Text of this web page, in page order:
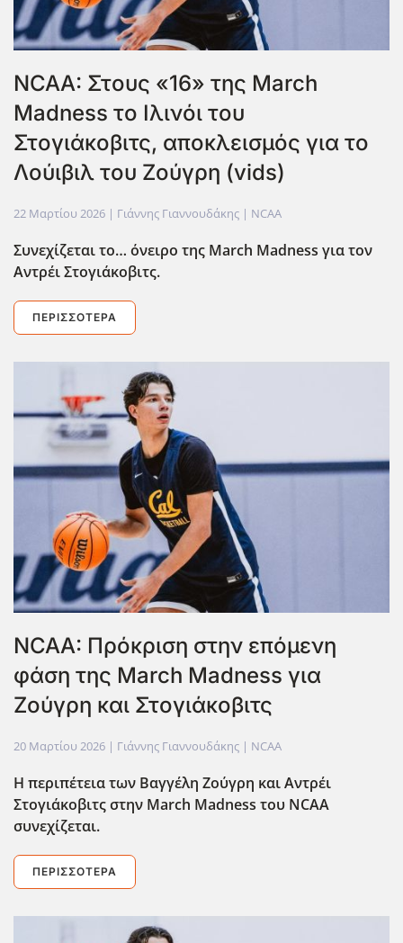
NCAA: Στους «16» της March
Madness το Ιλινόι του
Στογιάκοβιτς, αποκλεισμός για το
Λούιβιλ του Ζούγρη (vids)
22 Μαρτίου 2026 | Γιάννης Γιαννουδάκης | NCAA
Συνεχίζεται το… όνειρο της March Madness για τον
Αντρέι Στογιάκοβιτς.
ΠΕΡΙΣΣΌΤΕΡΑ
NCAA: Πρόκριση στην επόμενη
φάση της March Madness για
Ζούγρη και Στογιάκοβιτς
20 Μαρτίου 2026 | Γιάννης Γιαννουδάκης | NCAA
Η περιπέτεια των Βαγγέλη Ζούγρη και Αντρέι
Στογιάκοβιτς στην March Madness του NCAA
συνεχίζεται.
ΠΕΡΙΣΣΌΤΕΡΑ